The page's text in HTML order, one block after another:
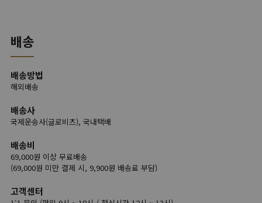
배송
배송방법
해외배송
배송사
국제운송사(글로비츠), 국내택배
배송비
69,000원 이상 무료배송
(69,000원 미만 결제 시, 9,900원 배송료 부담)
고객센터